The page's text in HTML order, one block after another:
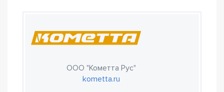
ООО "Кометта Рус"
kometta.ru